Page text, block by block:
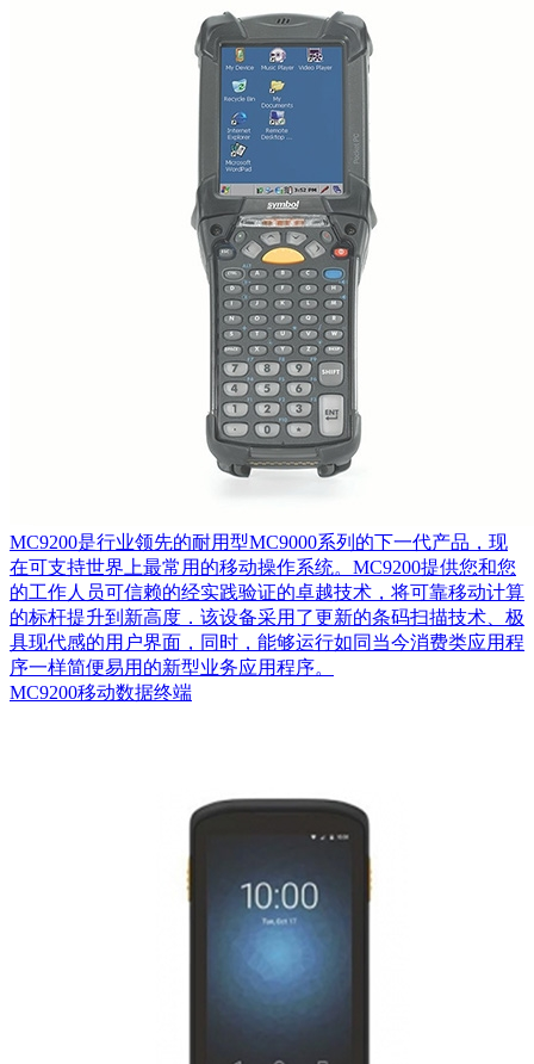
MC9200是行业领先的耐用型MC9000系列的下一代产品，现
在可支持世界上最常用的移动操作系统。MC9200提供您和您
的工作人员可信赖的经实践验证的卓越技术，将可靠移动计算
的标杆提升到新高度．该设备采用了更新的条码扫描技术、极
具现代感的用户界面，同时，能够运行如同当今消费类应用程
序一样简便易用的新型业务应用程序。
MC9200移动数据终端